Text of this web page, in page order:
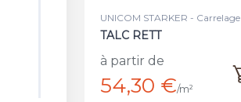
UNICOM STARKER - Carrelage
TALC RETT
à partir de
54,30 €/m²